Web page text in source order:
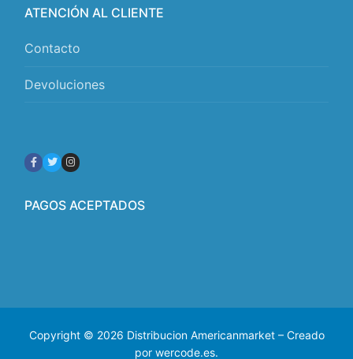
ATENCIÓN AL CLIENTE
Contacto
Devoluciones
PAGOS ACEPTADOS
Copyright © 2026 Distribucion Americanmarket – Creado
por wercode.es.